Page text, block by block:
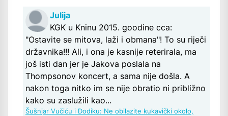
Julija
KGK u Kninu 2015. goodine cca:
"Ostavite se mitova, laži i obmana"! To su riječi
državnika!!! Ali, i ona je kasnije reterirala, ma
još isti dan jer je Jakova poslala na
Thompsonov koncert, a sama nije došla. A
nakon toga nitko im se nije obratio ni približno
kako su zaslužili kao...
Šušnjar Vučiću i Dodiku: Ne obilazite kukavički okolo,